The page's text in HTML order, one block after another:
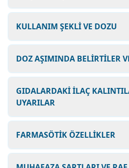
KULLANIM ŞEKLİ VE DOZU
DOZ AŞIMINDA BELİRTİLER
GIDALARDAKİ İLAÇ
UYARILAR
FARMASÖTİK ÖZELLİKLER